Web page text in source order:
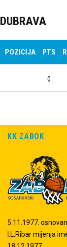
DUBRAVA
POZICIJA PTS
0
KK ZABOK
5.11.1977.
I.L.Ribar mijenja